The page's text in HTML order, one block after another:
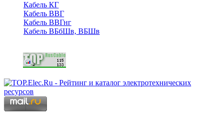
Кабель КГ
Кабель ВВГ
Кабель ВВГнг
Кабель ВБбШв, ВБШв